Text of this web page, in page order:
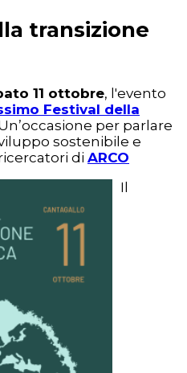
transizione
11 ottobre, l'evento
Festival della
per parlare
sostenibile e
di ARCO
Il